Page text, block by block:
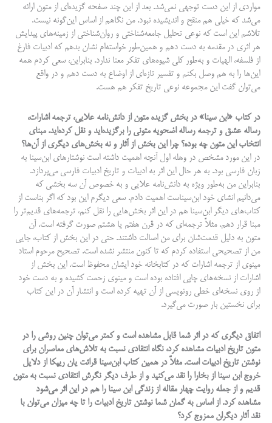
مواردی از این دست توجهی نمی‌شد. بعد از این چند صفحه گزیده‌ای از متون ارائه
می‌شد که خیلی هم منقح و اندیشیده نبود. من نگاهم از اساس این‌گونه نیست.
تلاشم این است که نوعی تحلیل جامعه‌شناختی و روان‌شناختی از زمینه‌های پیدایش
هر اثری در مقدمه به دست دهم و همین‌طور خواسته‌ام نشان بدهم که ادبیات فارغ
از فلسفه، الهیات و به‌طور کلی شیوه‌های تفکر معنا ندارد. بنابراین، سعی کردم همه
این‌ها را به هم وصل بکنم و تفسیر تازه‌ای از اوضاع به دست دهم و در واقع
می‌توان گفت این مجموعه نوعی تاریخ تفکر هم هست.
در کتاب «ابن سینا» در بخش گزیده متون از دانش‌نامه علایی، ترجمه اشارات،
رساله عشق و ترجمه رساله اضحویه متونی را برگزیده‌اید و نقل کرده‌اید. مبنای
انتخاب این متون چه بوده؟ چرا این بخش از آثار و نه بخش‌های دیگری از آن‌ها؟
در این مورد مشخص در وهله اول آنچه اهمیت داشته است نوشتارهای ابن‌سینا به
زبان فارسی بود. به هر حال این اثر به ادبیات و تاریخ ادبیات فارسی می‌پردازد.
بنابراین من به‌طور ویژه به دانش‌نامه علایی و به خصوص آن سه بخشی که
می‌دانیم انشای خود ابن‌سیناست اهمیت دادم. سعی دیگرم این بود که اگر بناست از
کتاب‌های دیگر ابن‌سینا هم در این اثر بخش‌هایی را نقل کنم، ترجمه‌های قدیم‌تر را
مبنا قرار دهم. مثلاً ترجمه‌ای که در قرن هفتم یا هشتم صورت گرفته است. آن
متون به دلیل قدمت‌شان برای من اصالت داشتند. حتی در این بخش از کتاب، جایی
من از تصحیحی استفاده کردم که تا کنون منتشر نشده است. تصحیح مرحوم استاد
مینوی از ترجمه اشارات که در کتابخانه خود ایشان محفوظ است. این بخش از
اشارات از نسخه‌های چاپی افتاده بوده است و مینوی زحمت کشیده و به دست خود
از روی نسخه‌ای خطی رونویسی از آن تهیه کرده است و انتشار آن در این کتاب
برای نخستین بار صورت می‌گیرد.
اتفاق دیگری که در اثر شما قابل مشاهده است و کمتر می‌توان چنین روشی را در
متون تاریخ ادبیات مشاهده کرد، نگاه انتقادی نسبت به تلاش‌های معاصران برای
نوشتن تاریخ ادبیات است. مثلاً در همین کتاب ابن‌سینا قرائت یان ریپکا از دلایل
خروج ابن سینا از بخارا را نقد می­‌کنید و از طرف دیگر نگرش انتقادی نسبت به متون
قدیم و از جمله روایت چهار مقاله از زندگی ابن سینا را هم در این اثر می‌شود
مشاهده کرد. از اساس به گمان شما نوشتن تاریخ ادبیات را تا چه میزان می‌توان با
نقد آثار دیگران ممزوج کرد؟